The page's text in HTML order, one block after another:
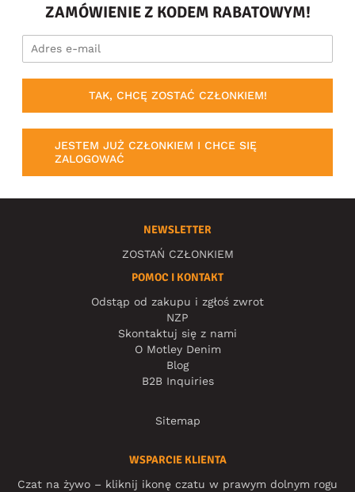
ZAMÓWIENIE Z KODEM RABATOWYM!
TAK, CHCĘ ZOSTAĆ CZŁONKIEM!
JESTEM JUŻ CZŁONKIEM I CHCE SIĘ
ZALOGOWAĆ
NEWSLETTER
ZOSTAŃ CZŁONKIEM
POMOC I KONTAKT
Odstąp od zakupu i zgłoś zwrot
NZP
Skontaktuj się z nami
O Motley Denim
Blog
B2B Inquiries
Sitemap
WSPARCIE KLIENTA
Czat na żywo – kliknij ikonę czatu w prawym dolnym rogu